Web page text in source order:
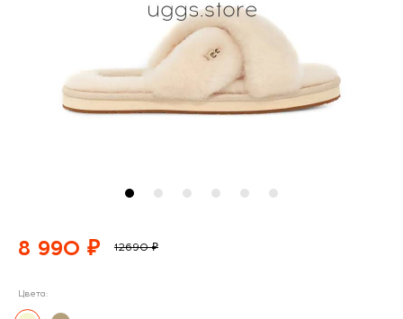
8 990 ₽ 12690 ₽
Цвета: